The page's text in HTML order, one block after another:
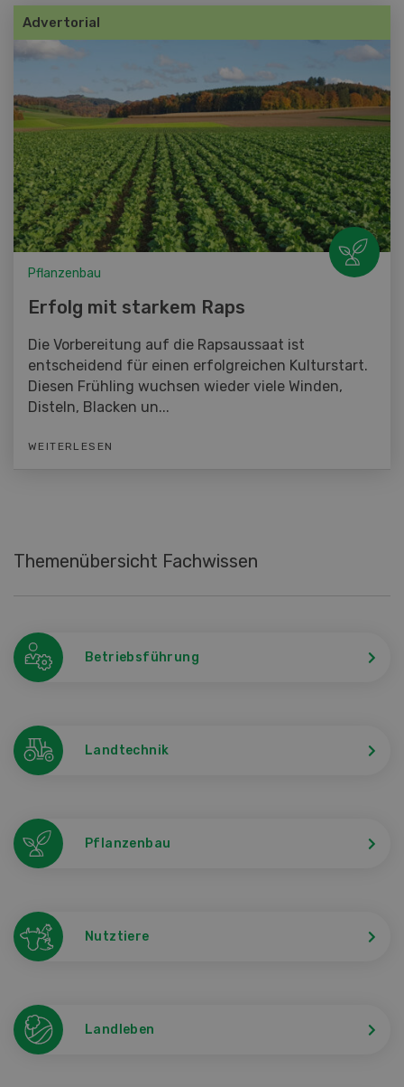
Advertorial
Pflanzenbau
Erfolg mit starkem Raps
Die Vorbereitung auf die Rapsaussaat ist
entscheidend für einen erfolgreichen Kulturstart.
Diesen Frühling wuchsen wieder viele Winden,
Disteln, Blacken un...
WEITERLESEN
Themenübersicht Fachwissen
Betriebsführung
Landtechnik
Pflanzenbau
Nutztiere
Landleben